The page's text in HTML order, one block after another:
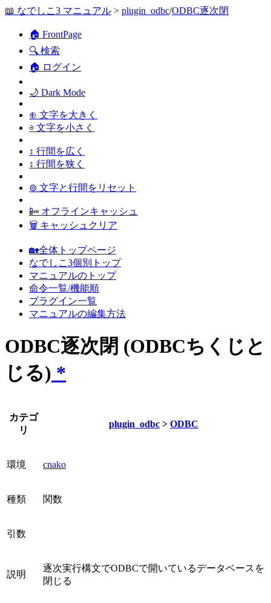
📖 なでしこ3 マニュアル > plugin_odbc/ODBC逐次閉
🏠 FrontPage
🔍 検索
🏠 ログイン
🌙 Dark Mode
⊕ 文字を大きく
⊖ 文字を小さく
↕ 行間を広く
↕ 行間を狭く
⊚ 文字と行間をリセット
📴 オフラインキャッシュ
🗑 キャッシュクリア
🏡全体トップページ
なでしこ3個別トップ
マニュアルのトップ
命令一覧/機能順
プラグイン一覧
マニュアルの編集方法
ODBC逐次閉 (ODBCちくじと
じる) *
カテゴ
リ
plugin_odbc > ODBC
環境 cnako
種類 関数
引数
説明
逐次実行構文でODBCで開いているデータベースを
閉じる